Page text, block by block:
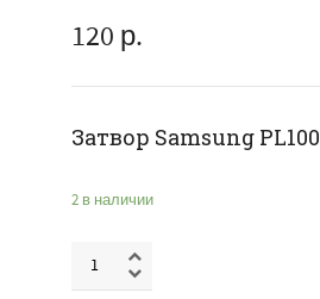
120 р.
Затвор Samsung PL100
2 в наличии